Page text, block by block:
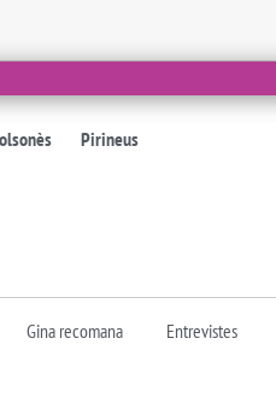
Pirineus
Gina recomana Entrevistes